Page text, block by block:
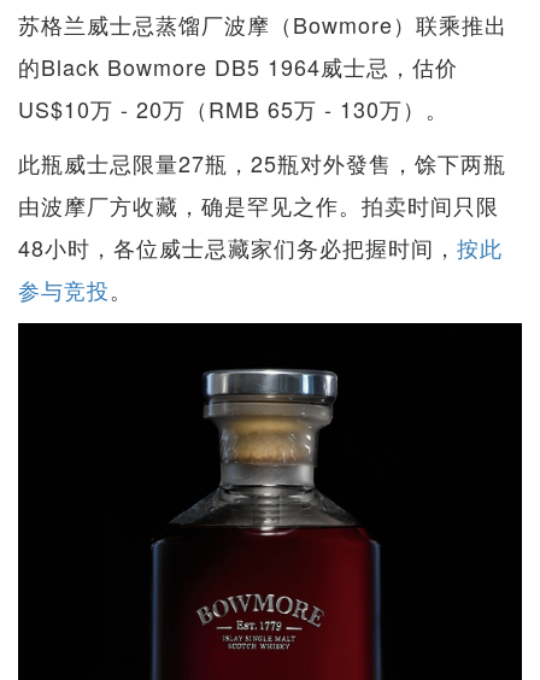
苏格兰威士忌蒸馏厂波摩（Bowmore）联乘推出
的Black Bowmore DB5 1964威士忌，估价
US$10万 - 20万（RMB 65万 - 130万）。
此瓶威士忌限量27瓶，25瓶对外發售，馀下两瓶
由波摩厂方收藏，确是罕见之作。拍卖时间只限
48小时，各位威士忌藏家们务必把握时间， 按此
参与竞投。